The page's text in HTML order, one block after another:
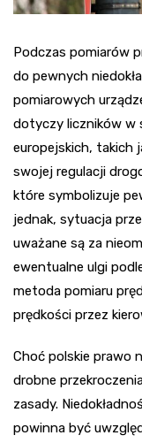
Podczas pomiarów
do pewnych
pomiarowych
dotyczy liczników w
europejskich, takich
swojej regulacji
które symbolizuje
jednak, sytuacja
uważane są za
ewentualne ulgi
metoda pomiaru
prędkości przez
Choć polskie prawo
drobne
zasady.
powinna być